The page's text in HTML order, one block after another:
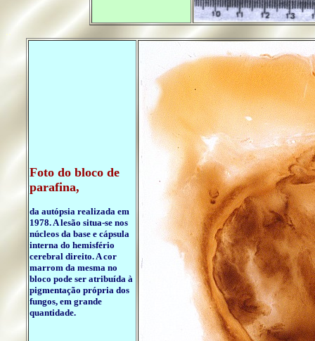
..
Foto do bloco de
parafina,
da autópsia realizada em
1978. A lesão situa-se nos
núcleos da base e cápsula
interna do hemisfério
cerebral direito. A cor
marrom da mesma no
bloco pode ser atribuída à
pigmentação própria dos
fungos, em grande
quantidade.